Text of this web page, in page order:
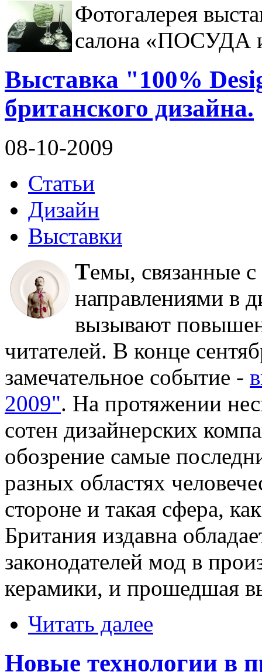
Фотогалерея
салона
Выставка "100%
британского дизайна.
08-10-2009
Статьи
Дизайн
Выставки
Темы, связанные
направлениями в
вызывают
читателей. В конце
замечательное событие -
2009". На протяжении
сотен дизайнерских
обозрение самые
разных областях
стороне и такая сфера,
Британия издавна
законодателей мод в
керамики, и прошедшая
Читать далее
Новые технологии в